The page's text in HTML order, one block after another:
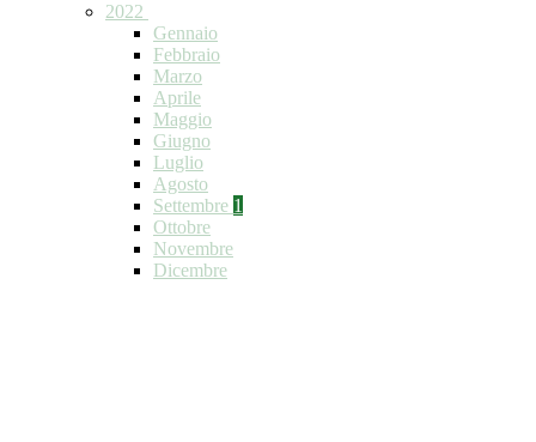
2022
Gennaio
Febbraio
Marzo
Aprile
Maggio
Giugno
Luglio
Agosto
Settembre 1
Ottobre
Novembre
Dicembre